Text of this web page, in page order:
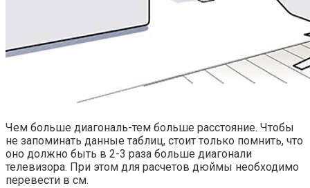
Чем больше диагональ-тем больше расстояние. Чтобы
не запоминать данные таблиц, стоит только помнить, что
оно должно быть в 2-3 раза больше диагонали
телевизора. При этом для расчетов дюймы необходимо
перевести в см.